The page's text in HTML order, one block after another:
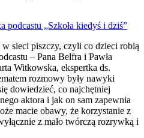
podcastu „Szkoła kiedyś i dziś”
sieci piszczy, czyli co dzieci robią
– Pana Belfra i Pawła
Witkowska, ekspertka ds.
rozmowy były nawyki
dowiedzieć, co najchętniej
aktora i jak on sam zapewnia
macie obawy, że korzystanie z
z mało twórczą rozrywką i